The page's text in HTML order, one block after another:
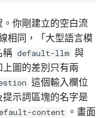
你剛建立的空白流
相同，「大型語言模
稱 default-llm 與
上圖的差別只有兩
這個輸入欄位
提示詞區塊的名字是
content 。畫面